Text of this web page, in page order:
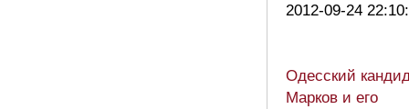
2012-09-24
Одесский
Марков и его